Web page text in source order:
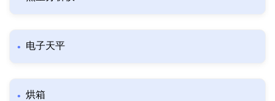
电子天平
烘箱